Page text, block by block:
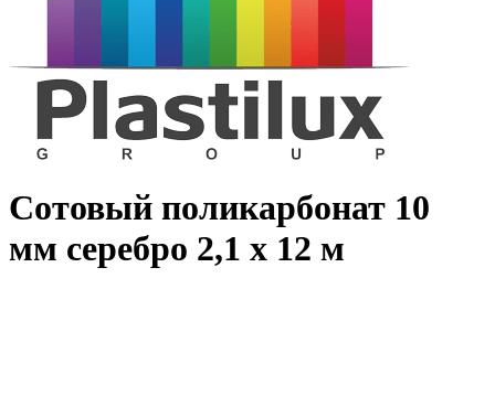
Сотовый поликарбонат 10
мм серебро 2,1 x 12 м